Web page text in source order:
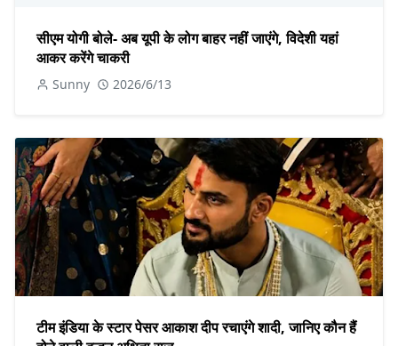
सीएम योगी बोले- अब यूपी के लोग बाहर नहीं जाएंगे, विदेशी यहां
आकर करेंगे चाकरी
Sunny 2026/6/13
टीम इंडिया के स्टार पेसर आकाश दीप रचाएंगे शादी, जानिए कौन हैं